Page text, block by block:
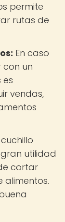
permite
rutas de
En caso
con un
es
vendas,
utilidad
cortar
alimentos.